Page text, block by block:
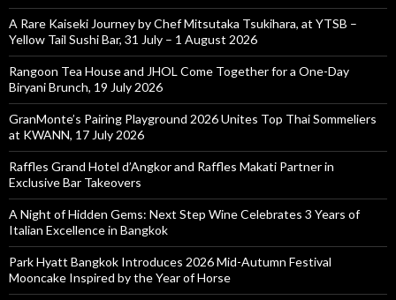
A Rare Kaiseki Journey by Chef Mitsutaka Tsukihara, at YTSB –
Yellow Tail Sushi Bar, 31 July – 1 August 2026
Rangoon Tea House and JHOL Come Together for a One-Day
Biryani Brunch, 19 July 2026
GranMonte’s Pairing Playground 2026 Unites Top Thai Sommeliers
at KWANN, 17 July 2026
Raffles Grand Hotel d’Angkor and Raffles Makati Partner in
Exclusive Bar Takeovers
A Night of Hidden Gems: Next Step Wine Celebrates 3 Years of
Italian Excellence in Bangkok
Park Hyatt Bangkok Introduces 2026 Mid-Autumn Festival
Mooncake Inspired by the Year of Horse